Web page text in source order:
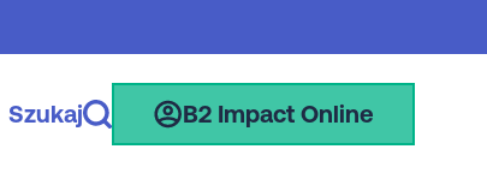
Szukaj B2 Impact Online